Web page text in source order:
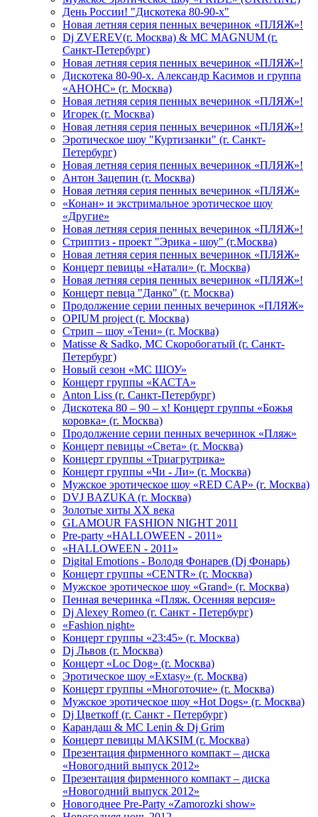
День России! "Дискотека 80-90-х"
Новая летняя серия пенных вечеринок «ПЛЯЖ»!
Dj ZVEREV(г. Москва) & MC MAGNUM (г.
Санкт-Петербург)
Новая летняя серия пенных вечеринок «ПЛЯЖ»!
Дискотека 80-90-х. Александр Касимов и группа
«АНОНС» (г. Москва)
Новая летняя серия пенных вечеринок «ПЛЯЖ»!
Игорек (г. Москва)
Новая летняя серия пенных вечеринок «ПЛЯЖ»!
Эротическое шоу "Куртизанки" (г. Санкт-
Петербург)
Новая летняя серия пенных вечеринок «ПЛЯЖ»!
Антон Зацепин (г. Москва)
Новая летняя серия пенных вечеринок «ПЛЯЖ»
«Конан» и экстримальное эротическое шоу
«Другие»
Новая летняя серия пенных вечеринок «ПЛЯЖ»!
Стриптиз - проект "Эрика - шоу" (г.Москва)
Новая летняя серия пенных вечеринок «ПЛЯЖ»
Концерт певицы «Натали» (г. Москва)
Новая летняя серия пенных вечеринок «ПЛЯЖ»!
Концерт певца "Данко" (г. Москва)
Продолжение серии пенных вечеринок «ПЛЯЖ»
OPIUM project (г. Москва)
Стрип – шоу «Тени» (г. Москва)
Matissе & Sadko, MC Скоробогатый (г. Санкт-
Петербург)
Новый сезон «МС ШОУ»
Концерт группы «КАСТА»
Anton Liss (г. Санкт-Петербург)
Дискотека 80 – 90 – х! Концерт группы «Божья
коровка» (г. Москва)
Продолжение серии пенных вечеринок «Пляж»
Концерт певицы «Света» (г. Москва)
Концерт группы «Триагрутрика»
Концерт группы «Чи - Ли» (г. Москва)
Мужское эротическое шоу «RED CAP» (г. Москва)
DVJ BAZUKA (г. Москва)
Золотые хиты XX века
GLAMOUR FASHION NIGHT 2011
Pre-party «HALLOWEEN - 2011»
«HALLOWEEN - 2011»
Digital Emotions - Володя Фонарев (Dj Фонарь)
Концерт группы «CENTR» (г. Москва)
Мужское эротическое шоу «Grand» (г. Москва)
Пенная вечеринка «Пляж. Осенняя версия»
Dj Alexey Romeo (г. Санкт - Петербург)
«Fashion night»
Концерт группы «23:45» (г. Москва)
Dj Львов (г. Москва)
Концерт «Loc Dog» (г. Москва)
Эротическое шоу «Extasy» (г. Москва)
Концерт группы «Многоточие» (г. Москва)
Мужское эротическое шоу «Hot Dogs» (г. Москва)
Dj Цветкоff (г. Санкт - Петербург)
Карандаш & МС Lenin & Dj Grim
Концерт певицы МАКSIМ (г. Москва)
Презентация фирменного компакт – диска
«Новогодний выпуск 2012»
Презентация фирменного компакт – диска
«Новогодний выпуск 2012»
Новогоднее Pre-Party «Zamorozki show»